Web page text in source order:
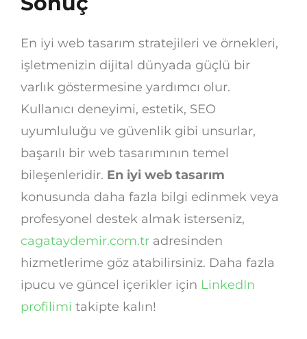
En iyi web tasarım stratejileri ve örnekleri,
işletmenizin dijital dünyada güçlü bir
varlık göstermesine yardımcı olur.
Kullanıcı deneyimi, estetik, SEO
uyumluluğu ve güvenlik gibi unsurlar,
başarılı bir web tasarımının temel
bileşenleridir. En iyi web tasarım
konusunda daha fazla bilgi edinmek veya
profesyonel destek almak isterseniz,
cagataydemir.com.tr adresinden
hizmetlerime göz atabilirsiniz. Daha fazla
ipucu ve güncel içerikler için LinkedIn
profilimi takipte kalın!